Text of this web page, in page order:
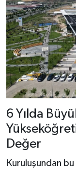
6 Yılda
Değer
Kuruluşundan bu